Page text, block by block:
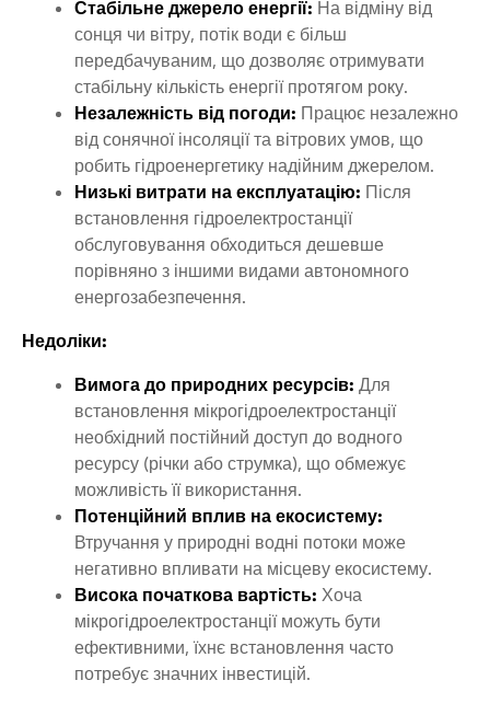
Стабільне джерело енергії: На відміну від
сонця чи вітру, потік води є більш
передбачуваним, що дозволяє отримувати
стабільну кількість енергії протягом року.
Незалежність від погоди: Працює незалежно
від сонячної інсоляції та вітрових умов, що
робить гідроенергетику надійним джерелом.
Низькі витрати на експлуатацію: Після
встановлення гідроелектростанції
обслуговування обходиться дешевше
порівняно з іншими видами автономного
енергозабезпечення.
Недоліки:
Вимога до природних ресурсів: Для
встановлення мікрогідроелектростанції
необхідний постійний доступ до водного
ресурсу (річки або струмка), що обмежує
можливість її використання.
Потенційний вплив на екосистему:
Втручання у природні водні потоки може
негативно впливати на місцеву екосистему.
Висока початкова вартість: Хоча
мікрогідроелектростанції можуть бути
ефективними, їхнє встановлення часто
потребує значних інвестицій.